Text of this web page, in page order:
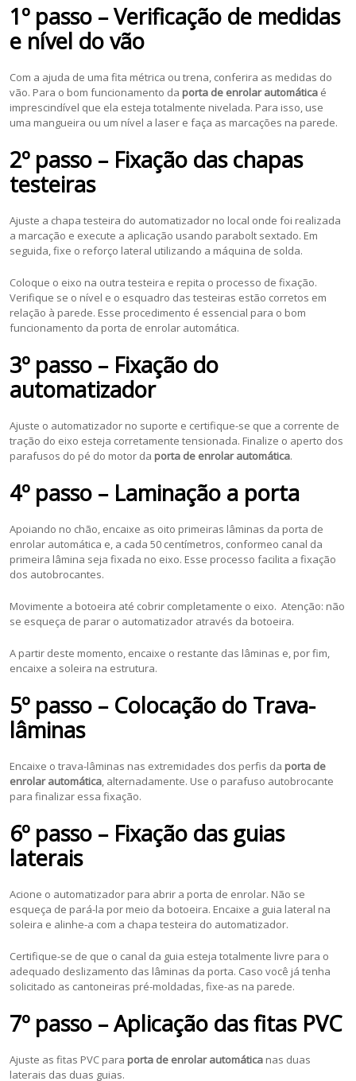
1º passo – Verificação de medidas
e nível do vão
Com a ajuda de uma fita métrica ou trena, conferira as medidas do
vão. Para o bom funcionamento da porta de enrolar automática é
imprescindível que ela esteja totalmente nivelada. Para isso, use
uma mangueira ou um nível a laser e faça as marcações na parede.
2º passo – Fixação das chapas
testeiras
Ajuste a chapa testeira do automatizador no local onde foi realizada
a marcação e execute a aplicação usando parabolt sextado. Em
seguida, fixe o reforço lateral utilizando a máquina de solda.
Coloque o eixo na outra testeira e repita o processo de fixação.
Verifique se o nível e o esquadro das testeiras estão corretos em
relação à parede. Esse procedimento é essencial para o bom
funcionamento da porta de enrolar automática.
3º passo – Fixação do
automatizador
Ajuste o automatizador no suporte e certifique-se que a corrente de
tração do eixo esteja corretamente tensionada. Finalize o aperto dos
parafusos do pé do motor da porta de enrolar automática.
4º passo – Laminação a porta
Apoiando no chão, encaixe as oito primeiras lâminas da porta de
enrolar automática e, a cada 50 centímetros, conformeo canal da
primeira lâmina seja fixada no eixo. Esse processo facilita a fixação
dos autobrocantes.
Movimente a botoeira até cobrir completamente o eixo. Atenção: não
se esqueça de parar o automatizador através da botoeira.
A partir deste momento, encaixe o restante das lâminas e, por fim,
encaixe a soleira na estrutura.
5º passo – Colocação do Trava-
lâminas
Encaixe o trava-lâminas nas extremidades dos perfis da porta de
enrolar automática, alternadamente. Use o parafuso autobrocante
para finalizar essa fixação.
6º passo – Fixação das guias
laterais
Acione o automatizador para abrir a porta de enrolar. Não se
esqueça de pará-la por meio da botoeira. Encaixe a guia lateral na
soleira e alinhe-a com a chapa testeira do automatizador.
Certifique-se de que o canal da guia esteja totalmente livre para o
adequado deslizamento das lâminas da porta. Caso você já tenha
solicitado as cantoneiras pré-moldadas, fixe-as na parede.
7º passo – Aplicação das fitas PVC
Ajuste as fitas PVC para porta de enrolar automática nas duas
laterais das duas guias.